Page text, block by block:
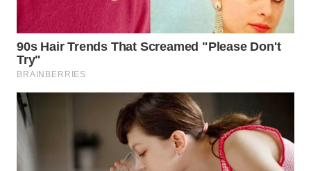
Wahana
Network
KONSUMEN
LISTRIK
MASYARAKAT
KELISTRIKAN